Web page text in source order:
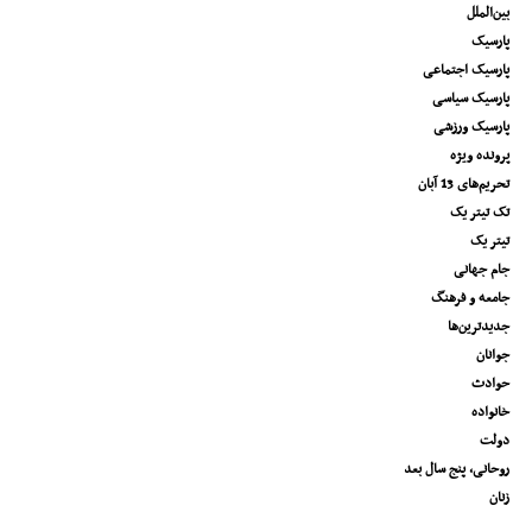
بین‌الملل
پارسیک
پارسیک اجتماعی
پارسیک سیاسی
پارسیک ورزشی
پرونده ویژه
تحریم‌های 13 آبان
تک تیتر یک
تیتر یک
جام جهانی
جامعه و فرهنگ
جدیدترین‌ها
جوانان
حوادث
خانواده
دولت
روحانی، پنج سال بعد
زنان